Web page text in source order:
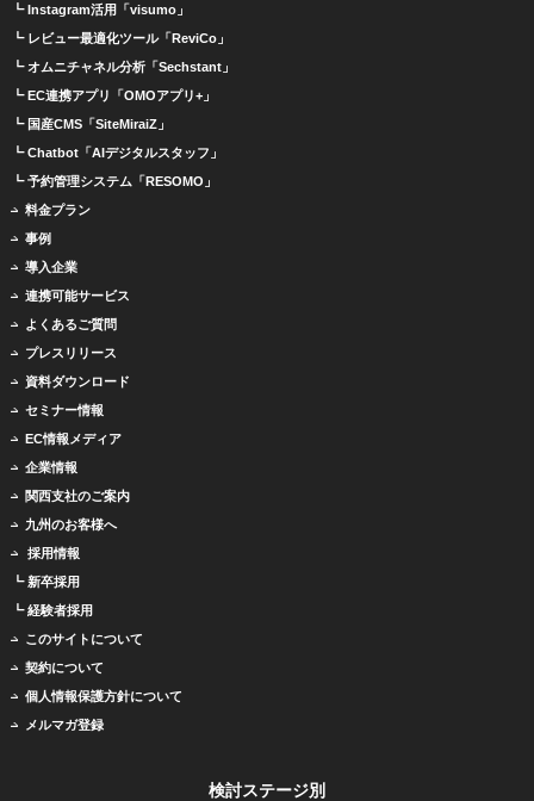
┗ Instagram活用「visumo」
┗ レビュー最適化ツール「ReviCo」
┗ オムニチャネル分析「Sechstant」
┗ EC連携アプリ「OMOアプリ+」
┗ 国産CMS「SiteMiraiZ」
┗ Chatbot「AIデジタルスタッフ」
┗ 予約管理システム「RESOMO」
料金プラン
事例
導入企業
連携可能サービス
よくあるご質問
プレスリリース
資料ダウンロード
セミナー情報
EC情報メディア
企業情報
関西支社のご案内
九州のお客様へ
採用情報
┗ 新卒採用
┗ 経験者採用
このサイトについて
契約について
個人情報保護方針について
メルマガ登録
検討ステージ別